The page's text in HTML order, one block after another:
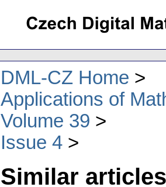
DML-CZ Home
Applications of
Volume 39
Issue 4
Similar